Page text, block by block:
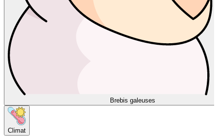
Brebis galeuses
Climat